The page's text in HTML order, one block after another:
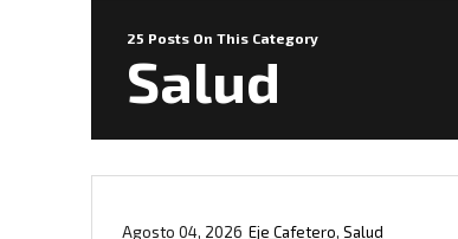
25 Posts On This Category
Salud
Eje Cafetero, Salud
Agosto 04, 2026